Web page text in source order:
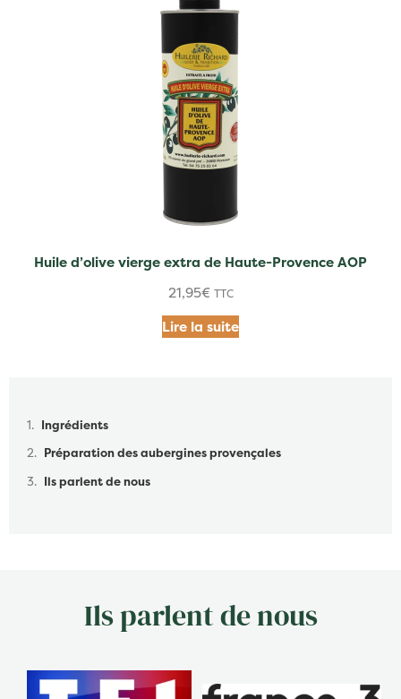
Huile d’olive vierge extra de Haute-Provence AOP
21,95€ TTC
Lire la suite
Ingrédients
Préparation des aubergines provençales
Ils parlent de nous
Ils parlent de nous